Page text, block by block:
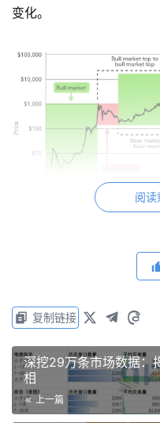
变化。
周期模型的本质，依赖的
风险偏好、相近的持仓周
2026 年前后的加密市场
合规渠道打开、机构级托
被纳入更广泛的资产配置
发生了变化。越来越多资
而是以长期配置、风险
场。这类资金不追逐极端
阅读
复制链接
深挖29万条市场数据：
相
上一篇